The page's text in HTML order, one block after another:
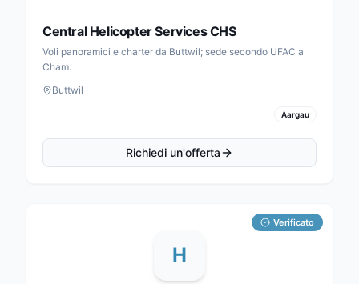
Central Helicopter Services CHS
Voli panoramici e charter da Buttwil; sede secondo UFAC a
Cham.
Buttwil
Aargau
Richiedi un'offerta
H
Verificato